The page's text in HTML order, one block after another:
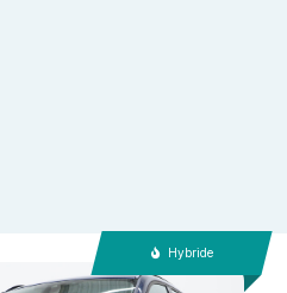
Hybride